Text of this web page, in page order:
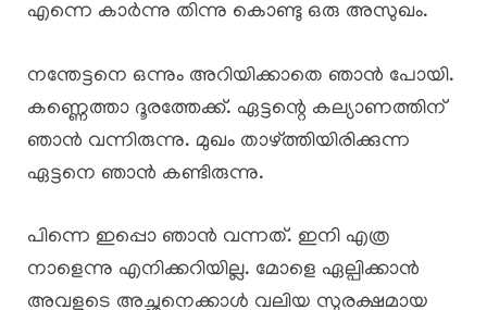
എന്നെ കാർന്നു തിന്നു കൊണ്ടു ഒരു അസുഖം.
നന്തേട്ടനെ ഒന്നും അറിയിക്കാതെ ഞാൻ പോയി.
കണ്ണെത്താ ദൂരത്തേക്ക്. ഏട്ടന്റെ കല്യാണത്തിന്
ഞാൻ വന്നിരുന്നു. മുഖം താഴ്ത്തിയിരിക്കുന്ന
ഏട്ടനെ ഞാൻ കണ്ടിരുന്നു.
പിന്നെ ഇപ്പൊ ഞാൻ വന്നത്. ഇനി എത്ര
നാളെന്നു എനിക്കറിയില്ല. മോളെ ഏല്പിക്കാൻ
അവളുടെ അച്ഛനെക്കാൾ വലിയ സുരക്ഷമായ